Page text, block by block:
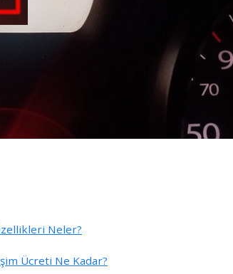
Neler?
Ücreti Ne Kadar?